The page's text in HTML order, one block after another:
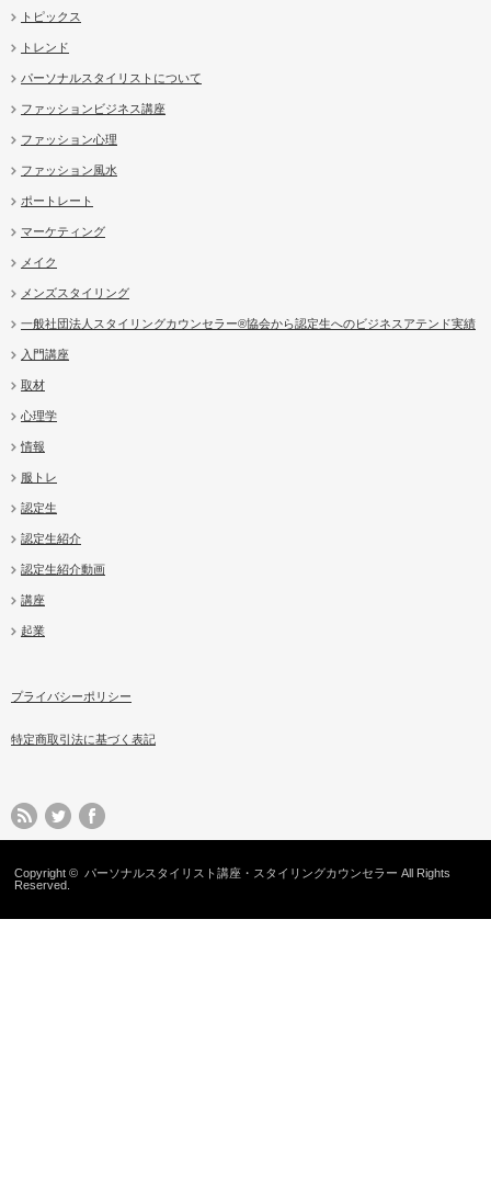
トピックス
トレンド
パーソナルスタイリストについて
ファッションビジネス講座
ファッション心理
ファッション風水
ポートレート
マーケティング
メイク
メンズスタイリング
一般社団法人スタイリングカウンセラー®協会から認定生へのビジネスアテンド実績
入門講座
取材
心理学
情報
服トレ
認定生
認定生紹介
認定生紹介動画
講座
起業
プライバシーポリシー
特定商取引法に基づく表記
Copyright © パーソナルスタイリスト講座・スタイリングカウンセラー All Rights
Reserved.